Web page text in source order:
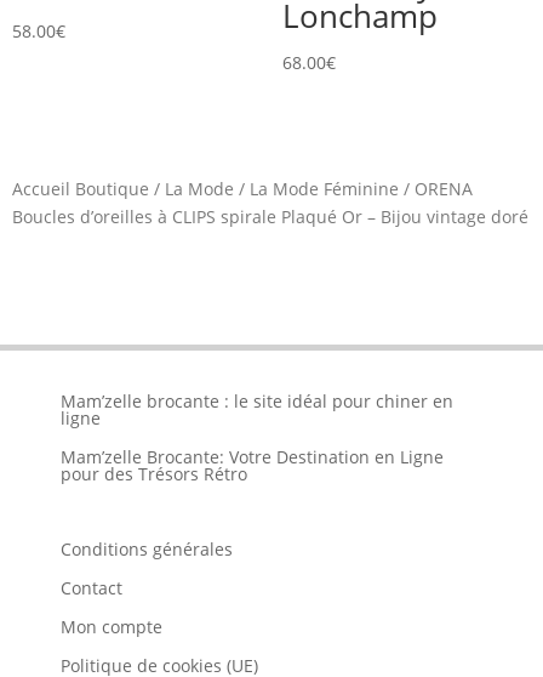
58.00€ Lonchamp
68.00€
Accueil Boutique / La Mode / La Mode Féminine / ORENA
Boucles d’oreilles à CLIPS spirale Plaqué Or – Bijou vintage doré
Mam’zelle brocante : le site idéal pour chiner en
ligne
Mam’zelle Brocante: Votre Destination en Ligne
pour des Trésors Rétro
Conditions générales
Contact
Mon compte
Politique de cookies (UE)